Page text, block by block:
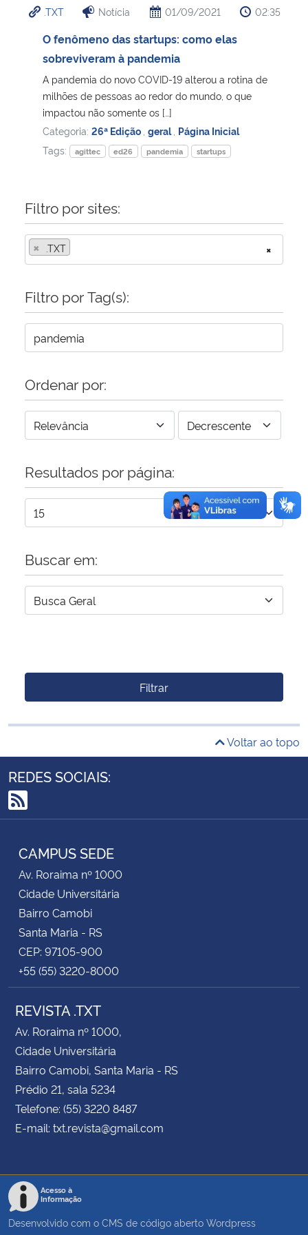
Ministério da Cidadania
Ministério de Minas e Energia
Ministério da Ciência, Tecnologia, Inovações e Comunicações
Ministério do Meio Ambiente
Controladoria-Geral da União
Ministério da Mulher, da Família e dos Direitos Humanos
Secretaria-Geral
Gabinete de Segurança Institucional
Banco Central do Brasil
Planalto
.TXT Notícia 01/09/2021 02:35
O fenômeno das startups: como elas
sobreviveram à pandemia
A pandemia do novo COVID-19 alterou a rotina de
milhões de pessoas ao redor do mundo, o que
impactou não somente os […]
Categoria: 26ª Edição geral
Página Inicial
Tags:
agittec ed26 pandemia startups
Filtro por sites:
×
× .TXT
Filtro por Tag(s):
Ordenar por:
Resultados por página:
Buscar em:
Filtrar
Voltar ao topo
REDES SOCIAIS:
RSS
CAMPUS SEDE
Av. Roraima nº 1000
Cidade Universitária
Bairro Camobi
Santa Maria - RS
CEP: 97105-900
+55 (55) 3220-8000
REVISTA .TXT
Av. Roraima nº 1000,
Cidade Universitária
Bairro Camobi, Santa Maria - RS
Prédio 21, sala 5234
Telefone: (55) 3220 8487
E-mail: txt.revista@gmail.com
Acesso à
Informação
Desenvolvido com o CMS de código aberto Wordpress